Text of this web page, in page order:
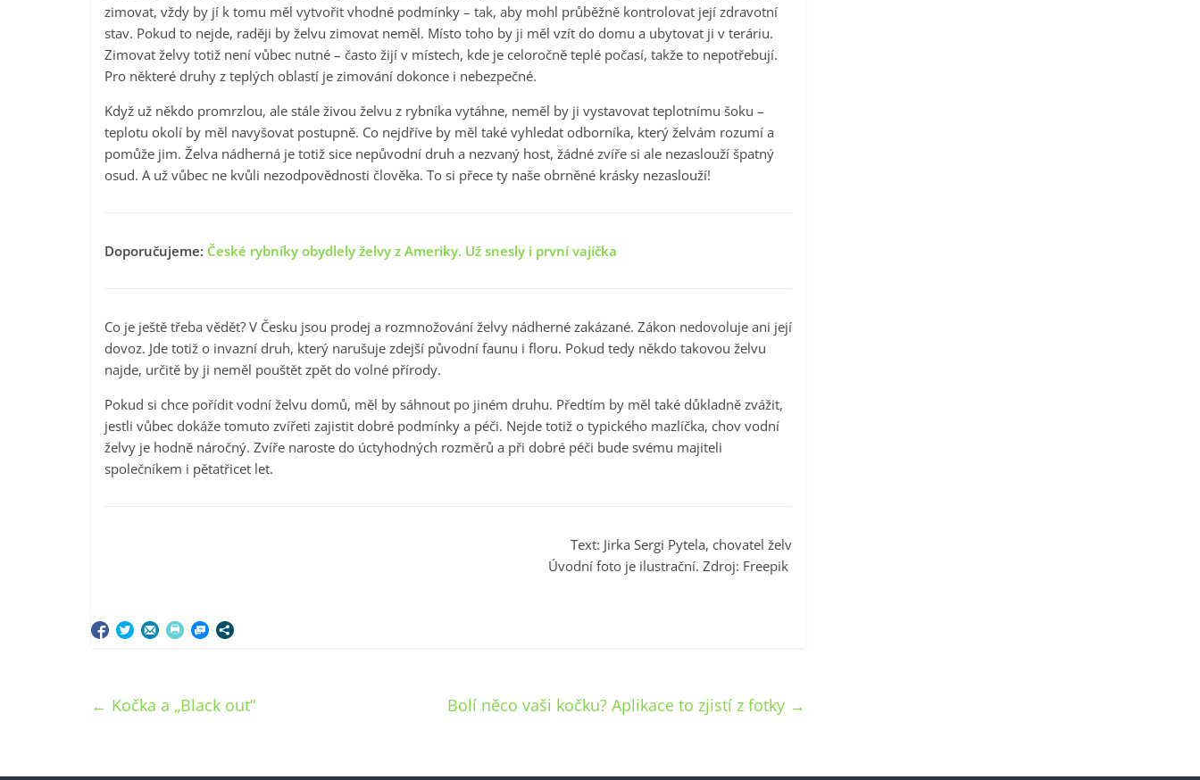
zimovat, vždy by jí k tomu měl vytvořit vhodné podmínky – tak, aby mohl průběžně kontrolovat její zdravotní
stav. Pokud to nejde, raději by želvu zimovat neměl. Místo toho by ji měl vzít do domu a ubytovat ji v teráriu.
Zimovat želvy totiž není vůbec nutné – často žijí v místech, kde je celoročně teplé počasí, takže to nepotřebují.
Pro některé druhy z teplých oblastí je zimování dokonce i nebezpečné.
Když už někdo promrzlou, ale stále živou želvu z rybníka vytáhne, neměl by ji vystavovat teplotnímu šoku –
teplotu okolí by měl navyšovat postupně. Co nejdříve by měl také vyhledat odborníka, který želvám rozumí a
pomůže jim. Želva nádherná je totiž sice nepůvodní druh a nezvaný host, žádné zvíře si ale nezaslouží špatný
osud. A už vůbec ne kvůli nezodpovědnosti člověka. To si přece ty naše obrněné krásky nezaslouží!
Doporučujeme: České rybníky obydlely želvy z Ameriky. Už snesly i první vajíčka
Co je ještě třeba vědět? V Česku jsou prodej a rozmnožování želvy nádherné zakázané. Zákon nedovoluje ani její
dovoz. Jde totiž o invazní druh, který narušuje zdejší původní faunu i floru. Pokud tedy někdo takovou želvu
najde, určitě by ji neměl pouštět zpět do volné přírody.
Pokud si chce pořídit vodní želvu domů, měl by sáhnout po jiném druhu. Předtím by měl také důkladně zvážit,
jestli vůbec dokáže tomuto zvířeti zajistit dobré podmínky a péči. Nejde totiž o typického mazlíčka, chov vodní
želvy je hodně náročný. Zvíře naroste do úctyhodných rozměrů a při dobré péči bude svému majiteli
společníkem i pětatřicet let.
Text: Jirka Sergi Pytela, chovatel želv
Úvodní foto je ilustrační. Zdroj: Freepik
← Kočka a „Black out“ Bolí něco vaši kočku? Aplikace to zjistí z fotky →